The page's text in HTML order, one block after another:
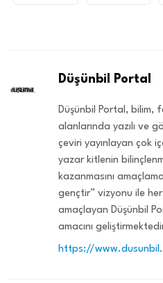
Düşünbil Portal
Düşünbil Portal, bilim,
alanlarında yazılı ve
çeviri yayınlayan çok
yazar kitlenin
kazanmasını
gençtir” vizyonu ile
amaçlayan Düşünbil
amacını
https://